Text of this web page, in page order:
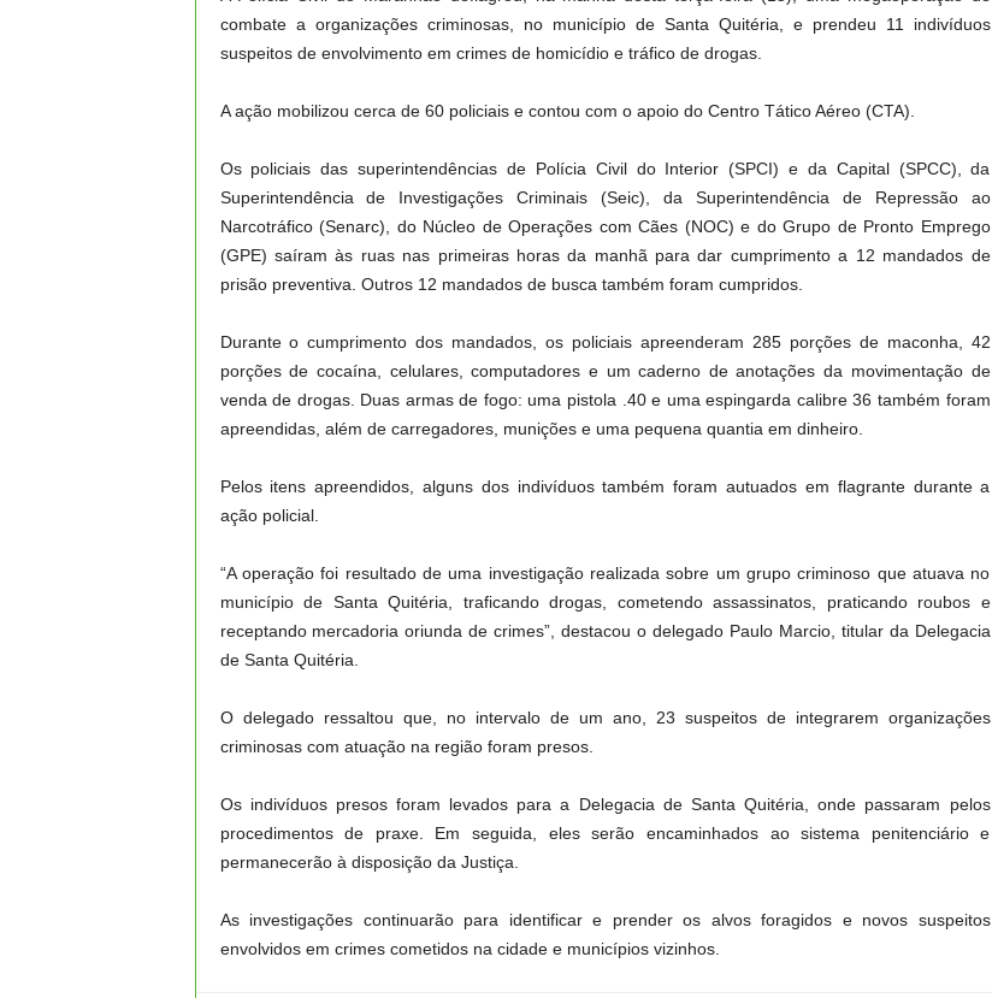
combate a organizações criminosas, no município de Santa Quitéria, e prendeu 11 indivíduos
suspeitos de envolvimento em crimes de homicídio e tráfico de drogas.
A ação mobilizou cerca de 60 policiais e contou com o apoio do Centro Tático Aéreo (CTA).
Os policiais das superintendências de Polícia Civil do Interior (SPCI) e da Capital (SPCC), da
Superintendência de Investigações Criminais (Seic), da Superintendência de Repressão ao
Narcotráfico (Senarc), do Núcleo de Operações com Cães (NOC) e do Grupo de Pronto Emprego
(GPE) saíram às ruas nas primeiras horas da manhã para dar cumprimento a 12 mandados de
prisão preventiva. Outros 12 mandados de busca também foram cumpridos.
Durante o cumprimento dos mandados, os policiais apreenderam 285 porções de maconha, 42
porções de cocaína, celulares, computadores e um caderno de anotações da movimentação de
venda de drogas. Duas armas de fogo: uma pistola .40 e uma espingarda calibre 36 também foram
apreendidas, além de carregadores, munições e uma pequena quantia em dinheiro.
Pelos itens apreendidos, alguns dos indivíduos também foram autuados em flagrante durante a
ação policial.
“A operação foi resultado de uma investigação realizada sobre um grupo criminoso que atuava no
município de Santa Quitéria, traficando drogas, cometendo assassinatos, praticando roubos e
receptando mercadoria oriunda de crimes”, destacou o delegado Paulo Marcio, titular da Delegacia
de Santa Quitéria.
O delegado ressaltou que, no intervalo de um ano, 23 suspeitos de integrarem organizações
criminosas com atuação na região foram presos.
Os indivíduos presos foram levados para a Delegacia de Santa Quitéria, onde passaram pelos
procedimentos de praxe. Em seguida, eles serão encaminhados ao sistema penitenciário e
permanecerão à disposição da Justiça.
As investigações continuarão para identificar e prender os alvos foragidos e novos suspeitos
envolvidos em crimes cometidos na cidade e municípios vizinhos.